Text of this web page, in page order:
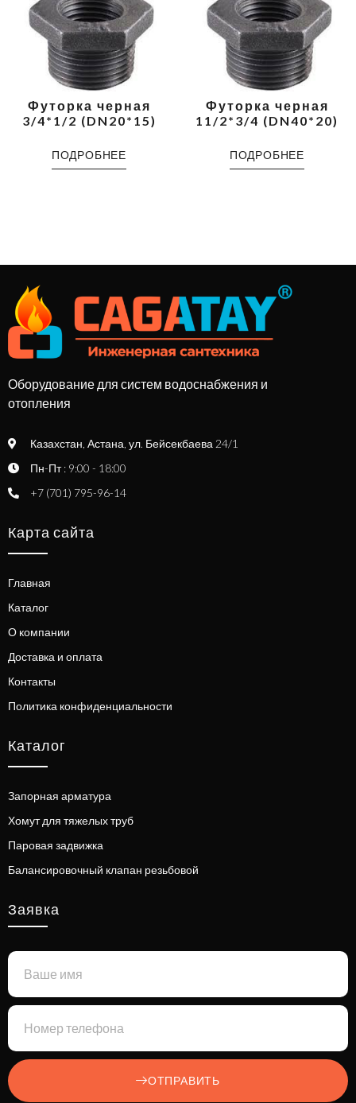
Футорка черная
3/4*1/2 (DN20*15)
ПОДРОБНЕЕ
Футорка черная
11/2*3/4 (DN40*20)
ПОДРОБНЕЕ
Оборудование для систем водоснабжения и
отопления
Казахстан, Астана, ул. Бейсекбаева 24/1
Пн-Пт : 9:00 - 18:00
+7 (701) 795-96-14
Карта сайта
Главная
Каталог
О компании
Доставка и оплата
Контакты
Политика конфиденциальности
Каталог
Запорная арматура
Хомут для тяжелых труб
Паровая задвижка
Балансировочный клапан резьбовой
Заявка
ОТПРАВИТЬ